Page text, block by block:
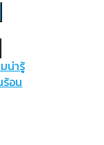
น่ารู้
ร้อน